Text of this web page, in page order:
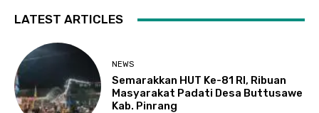
LATEST ARTICLES
NEWS
Semarakkan HUT Ke-81 RI, Ribuan
Masyarakat Padati Desa Buttusawe
Kab. Pinrang